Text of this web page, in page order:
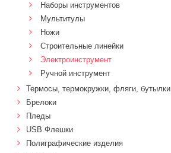
Наборы инструментов
Мультитулы
Ножи
Строительные линейки
Электроинструмент
Ручной инструмент
Термосы, термокружки, фляги, бутылки
Брелоки
Пледы
USB Флешки
Полиграфические изделия